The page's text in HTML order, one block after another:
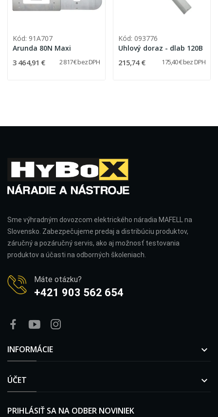
Kód: 91A707
Arunda 80N Maxi
3 464,91 € 2 817 € bez DPH
Kód: 093776
Uhlový doraz - dlab 120B
215,74 € 175,40 € bez DPH
Sme výhradným dovozcom elektrického náradia MAFELL na
Slovensko. Zabezpečujeme predaj a distribúciu produktov,
záručný a pozáručný servis, ako aj možnosť testovania
produktov a účasti na odborných školeniach.
Máte otázku?
+421 903 562 654
INFORMÁCIE 
ÚČET 
PRIHLÁSIŤ SA NA ODBER NOVINIEK